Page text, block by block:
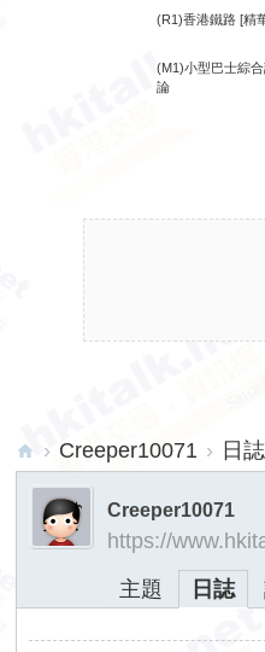
(R1)香港鐵路 [精
(M1)小型巴士綜
論
hk
lk.
› Creeper10071 › 日誌
Creeper10071
https://
主題
日誌